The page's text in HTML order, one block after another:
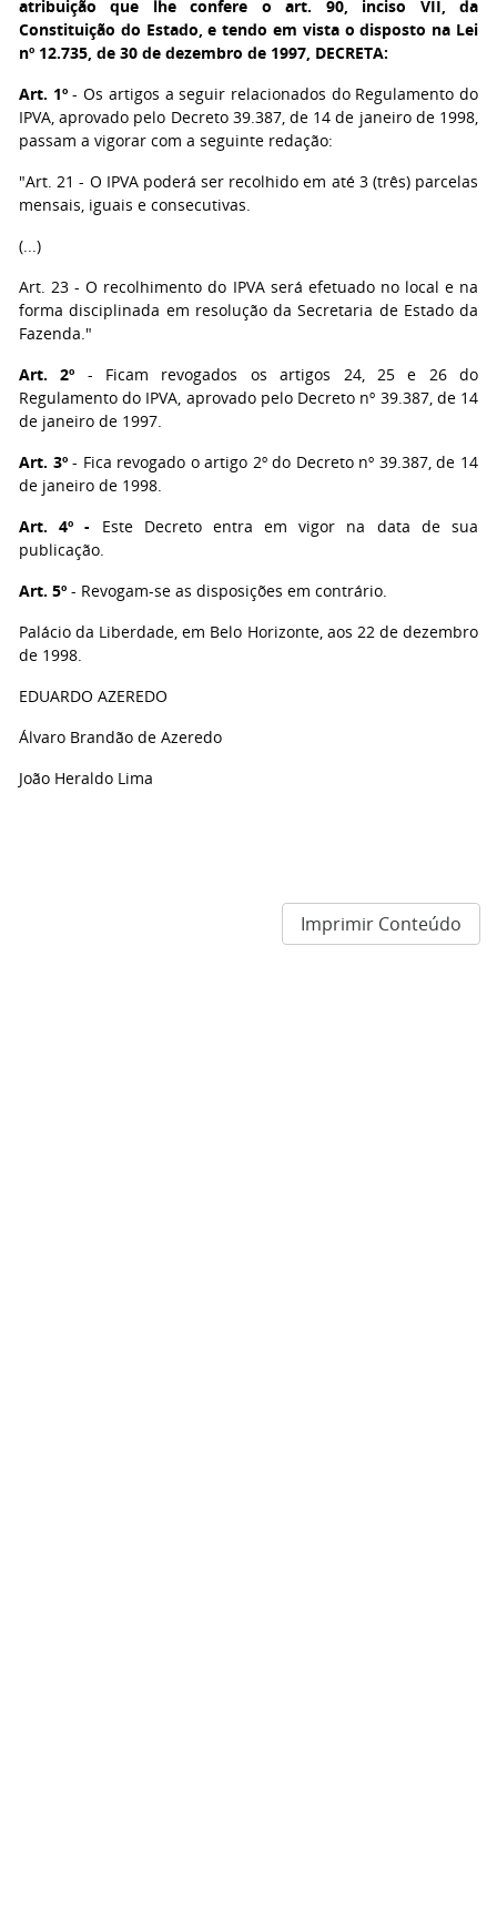
atribuição que lhe confere o art. 90, inciso VII, da
Constituição do Estado, e tendo em vista o disposto na Lei
nº 12.735, de 30 de dezembro de 1997, DECRETA:
Art. 1º- Os artigos a seguir relacionados do Regulamento do
IPVA, aprovado pelo Decreto 39.387, de 14 de janeiro de 1998,
passam a vigorar com a seguinte redação:
"Art. 21 - O IPVA poderá ser recolhido em até 3 (três) parcelas
mensais, iguais e consecutivas.
(...)
Art. 23 - O recolhimento do IPVA será efetuado no local e na
forma disciplinada em resolução da Secretaria de Estado da
Fazenda."
Art. 2º - Ficam revogados os artigos 24, 25 e 26 do
Regulamento do IPVA, aprovado pelo Decreto nº 39.387, de 14
de janeiro de 1997.
Art. 3º- Fica revogado o artigo 2º do Decreto nº 39.387, de 14
de janeiro de 1998.
Art. 4º - Este Decreto entra em vigor na data de sua
publicação.
Art. 5º - Revogam-se as disposições em contrário.
Palácio da Liberdade, em Belo Horizonte, aos 22 de dezembro
de 1998.
EDUARDO AZEREDO
Álvaro Brandão de Azeredo
João Heraldo Lima
Imprimir Conteúdo